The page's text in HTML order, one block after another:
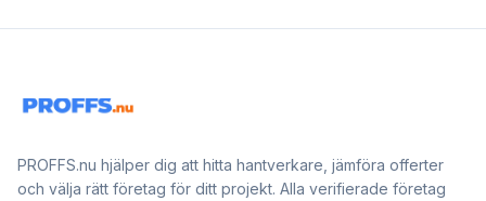
PROFFS.nu hjälper dig att hitta hantverkare, jämföra offerter
och välja rätt företag för ditt projekt. Alla verifierade företag